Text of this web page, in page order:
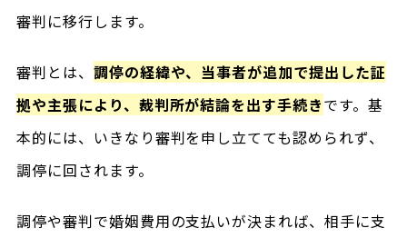
審判に移行します。
審判とは、 調停の経緯や、当事者が追加で提出した証
拠や主張により、裁判所が結論を出す手続きです。基
本的には、いきなり審判を申し立てても認められず、
調停に回されます。
調停や審判で婚姻費用の支払いが決まれば、相手に支